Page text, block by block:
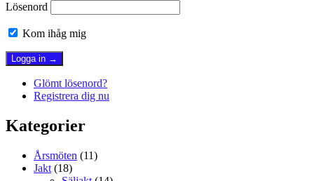
Lösenord
Kom ihåg mig
Glömt lösenord?
Registrera dig nu
Kategorier
Årsmöten (11)
Jakt (18)